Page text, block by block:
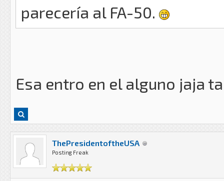
parecería al FA-50.
Esa entro en el alguno jaja
ThePresidentoftheUSA
Posting Freak